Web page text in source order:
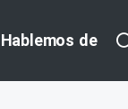
Hablemos de